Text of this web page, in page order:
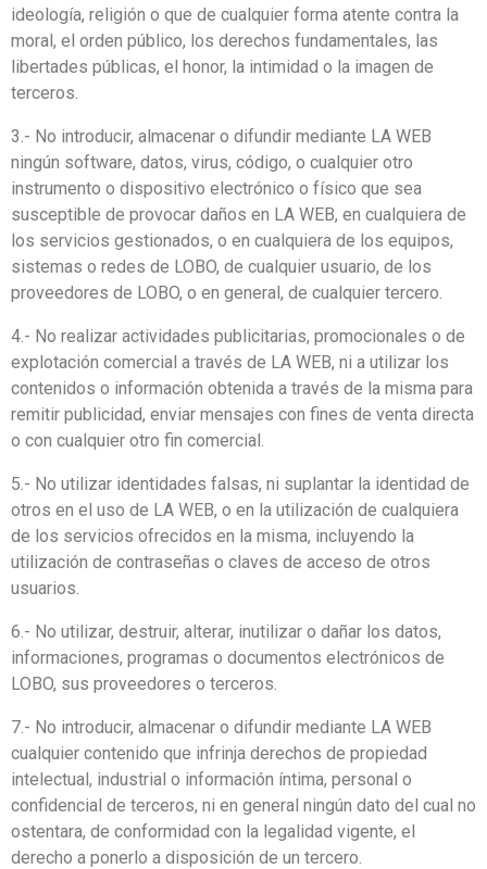
ideología, religión o que de cualquier forma atente contra la
moral, el orden público, los derechos fundamentales, las
libertades públicas, el honor, la intimidad o la imagen de
terceros.
3.- No introducir, almacenar o difundir mediante LA WEB
ningún software, datos, virus, código, o cualquier otro
instrumento o dispositivo electrónico o físico que sea
susceptible de provocar daños en LA WEB, en cualquiera de
los servicios gestionados, o en cualquiera de los equipos,
sistemas o redes de LOBO, de cualquier usuario, de los
proveedores de LOBO, o en general, de cualquier tercero.
4.- No realizar actividades publicitarias, promocionales o de
explotación comercial a través de LA WEB, ni a utilizar los
contenidos o información obtenida a través de la misma para
remitir publicidad, enviar mensajes con fines de venta directa
o con cualquier otro fin comercial.
5.- No utilizar identidades falsas, ni suplantar la identidad de
otros en el uso de LA WEB, o en la utilización de cualquiera
de los servicios ofrecidos en la misma, incluyendo la
utilización de contraseñas o claves de acceso de otros
usuarios.
6.- No utilizar, destruir, alterar, inutilizar o dañar los datos,
informaciones, programas o documentos electrónicos de
LOBO, sus proveedores o terceros.
7.- No introducir, almacenar o difundir mediante LA WEB
cualquier contenido que infrinja derechos de propiedad
intelectual, industrial o información íntima, personal o
confidencial de terceros, ni en general ningún dato del cual no
ostentara, de conformidad con la legalidad vigente, el
derecho a ponerlo a disposición de un tercero.